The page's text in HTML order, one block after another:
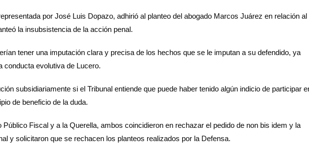
por José Luis Dopazo, adhirió al planteo del abogado Marcos Juárez en relación al
la insubsistencia de la acción penal.
tener una imputación clara y precisa de los hechos que se le imputan a su defendido, ya
conducta evolutiva de Lucero.
subsidiariamente si el Tribunal entiende que puede haber tenido algún indicio de participar
de beneficio de la duda.
Público Fiscal y a la Querella, ambos coincidieron en rechazar el pedido de non bis idem y la
y solicitaron que se rechacen los planteos realizados por la Defensa.